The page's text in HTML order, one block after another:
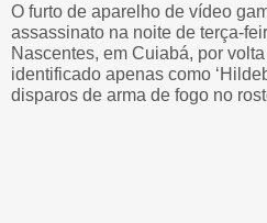
O furto de aparelho de vídeo
assassinato na noite de terça-
Nascentes, em Cuiabá, por
identificado apenas como
disparos de arma de fogo no